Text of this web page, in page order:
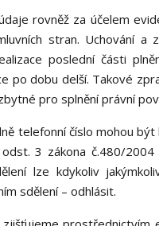
rovněž za účelem
stran. Uchování a
poslední části
po dobu delší. Takové
pro splnění právní
telefonní číslo mohou
3 zákona č.480/2004
lze kdykoliv
sdělení – odhlásit.